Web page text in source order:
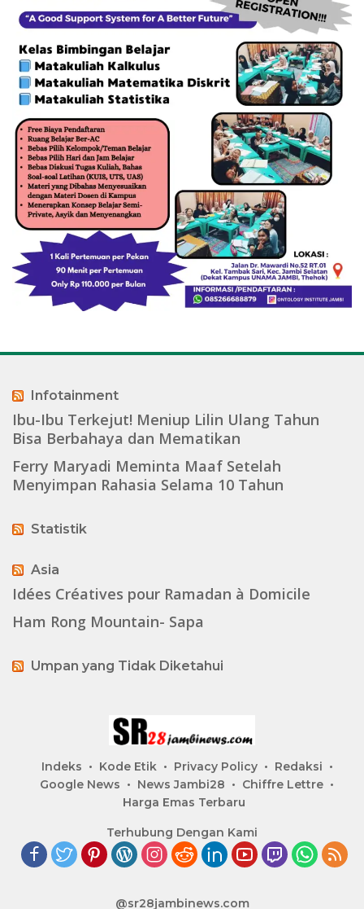
Infotainment
Ibu-Ibu Terkejut! Meniup Lilin Ulang Tahun
Bisa Berbahaya dan Mematikan
Ferry Maryadi Meminta Maaf Setelah
Menyimpan Rahasia Selama 10 Tahun
Statistik
Asia
Idées Créatives pour Ramadan à Domicile
Ham Rong Mountain- Sapa
Umpan yang Tidak Diketahui
Indeks Kode Etik Privacy Policy
Redaksi
Google News
News Jambi28
Chiffre Lettre
Harga Emas Terbaru
Terhubung Dengan Kami
@sr28jambinews.com